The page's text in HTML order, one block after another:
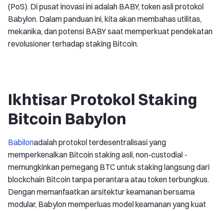
(PoS). Di pusat inovasi ini adalah BABY, token asli protokol
Babylon. Dalam panduan ini, kita akan membahas utilitas,
mekanika, dan potensi BABY saat memperkuat pendekatan
revolusioner terhadap staking Bitcoin.
Ikhtisar Protokol Staking
Bitcoin Babylon
Babilonadalah protokol terdesentralisasi yang
memperkenalkan Bitcoin staking asli, non-custodial -
memungkinkan pemegang BTC untuk staking langsung dari
blockchain Bitcoin tanpa perantara atau token terbungkus.
Dengan memanfaatkan arsitektur keamanan bersama
modular, Babylon memperluas model keamanan yang kuat